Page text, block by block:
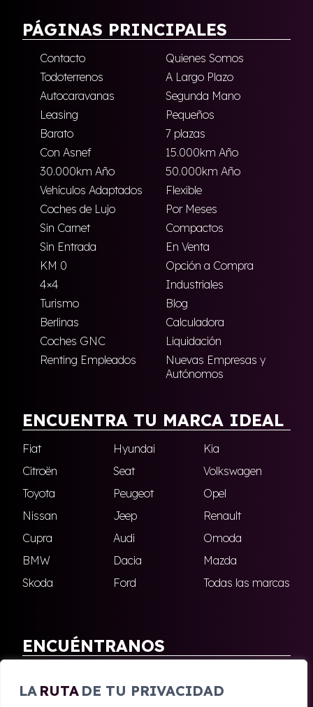
LA RUTA DE TU PRIVACIDAD
PÁGINAS PRINCIPALES
Contacto
Quienes Somos
Todoterrenos
A Largo Plazo
Autocaravanas
Segunda Mano
Leasing
Pequeños
Barato
7 plazas
Con Asnef
15.000km Año
30.000km Año
50.000km Año
Vehículos Adaptados
Flexible
Coches de Lujo
Por Meses
Sin Carnet
Compactos
Sin Entrada
En Venta
KM 0
Opción a Compra
4×4
Industriales
Turismo
Blog
Berlinas
Calculadora
Coches GNC
Liquidación
Renting Empleados
Nuevas Empresas y
Autónomos
ENCUENTRA TU MARCA IDEAL
Fiat Hyundai
Kia
Citroën
Seat
Volkswagen
Toyota
Peugeot
Opel
Nissan
Jeep
Renault
Cupra
Audi
Omoda
BMW
Dacia
Mazda
Skoda
Ford Todas las marcas
ENCUÉNTRANOS
Marbella
Nerja